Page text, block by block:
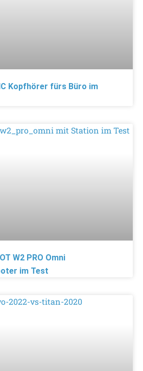
Kopfhörer fürs Büro im
W2 PRO Omni
im Test